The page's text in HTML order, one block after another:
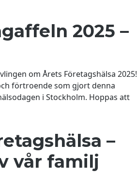
2025 –
om Årets Företagshälsa 2025!
förtroende som gjort denna
i Stockholm. Hoppas att
–
vår familj